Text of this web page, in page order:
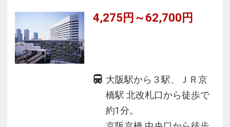
4,275円～62,700円
大阪駅から３駅、ＪＲ京
橋駅 北改札口から徒歩で
約1分。